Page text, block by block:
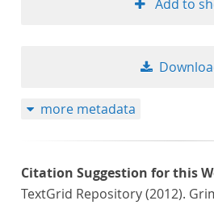
Add to
more metadata
Citation Suggestion for this
TextGrid Repository (2012).